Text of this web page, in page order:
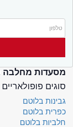
מסעדות מחלבה
סוגים פופולאריים
גבינות בלוטם
כפרית בלוטם
חלביות בלוטם